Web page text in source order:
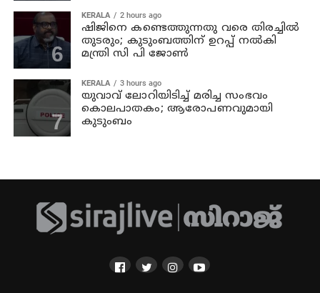
KERALA 2 hours ago
ഷിജിനെ കണ്ടെത്തുന്നതു വരെ തിരച്ചില്‍
തുടരും; കുടുംബത്തിന് ഉറപ്പ് നല്‍കി
മന്ത്രി സി പി ജോണ്‍
KERALA 3 hours ago
യുവാവ് ലോറിയിടിച്ച് മരിച്ച സംഭവം
കൊലപാതകം; ആരോപണവുമായി
കുടുംബം